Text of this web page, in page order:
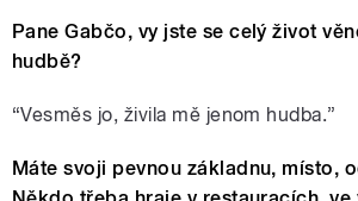
Pane Gabčo, vy jste se celý život
hudbě?
“Vesměs jo, živila mě jenom hudba.”
Máte svoji pevnou základnu, místo,